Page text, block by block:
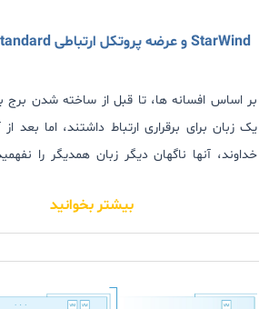
StarWind و عرضه پروتکل ارتباطی Industry-standard
بر اساس افسانه ها، تا قبل از ساخته شدن برج
یک زبان برای برقراری ارتباط داشتند، اما بعد
خداوند، آنها ناگهان دیگر زبان همدیگر را
مختلفی صحبت می کنند و برای ایجاد یک ارتباط
نیاز دارند.
بیشتر بخوانید